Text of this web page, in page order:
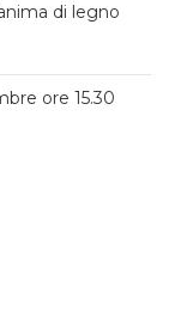
di legno
ore 15.30